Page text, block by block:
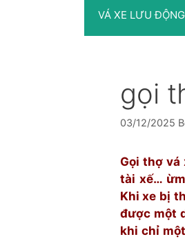
VÁ XE LƯU ĐỘNG
gọi
03/12/2025
Gọi thợ vá
tài xế…
Khi xe bị
được một
khi chỉ